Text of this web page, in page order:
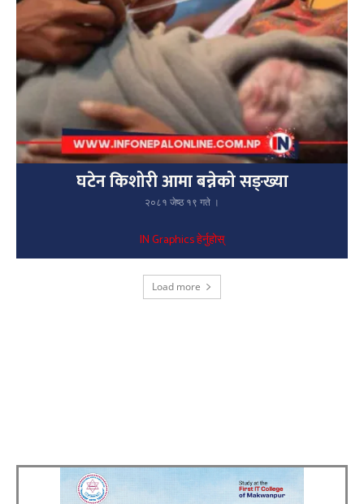
घटेन किशोरी आमा बन्नेको सङ्ख्या
२०८१ जेष्ठ १९ गते ।
IN Graphics हेर्नुहोस्
Load more